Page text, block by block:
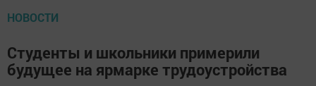
НОВОСТИ
Студенты и школьники примерили
будущее на ярмарке трудоустройства